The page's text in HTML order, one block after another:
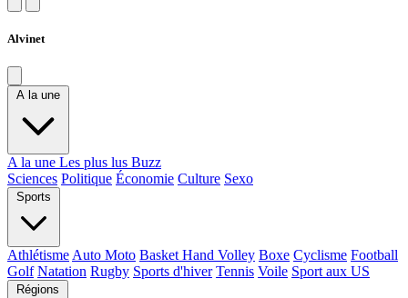
Alvinet
A la une
A la une Les plus lus Buzz
Sciences Politique Économie Culture Sexo
Sports
Athlétisme Auto Moto Basket Hand Volley Boxe Cyclisme Football
Golf Natation Rugby Sports d'hiver Tennis Voile Sport aux US
Régions